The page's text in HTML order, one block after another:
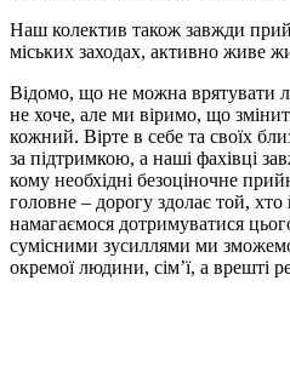
Наш колектив також завжди
міських заходах, активно живе
Відомо, що не можна врятувати
не хоче, але ми віримо, що
кожний. Вірте в себе та своїх
за підтримкою, а наші фахівці
кому необхідні безоціночне
головне – дорогу здолає той,
намагаємося дотримуватися
сумісними зусиллями ми
окремої людини, сім’ї, а врешті